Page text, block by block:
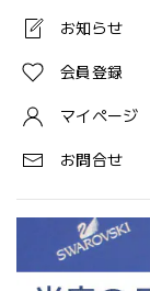
お知らせ
会員登録
マイページ
お問合せ